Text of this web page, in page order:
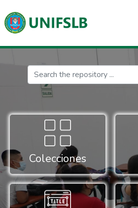
Communities & Collections
Colecciones